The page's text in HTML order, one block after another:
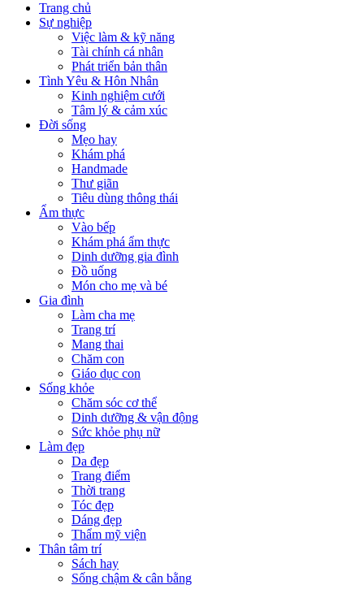
Trang chủ
Sự nghiệp
Việc làm & kỹ năng
Tài chính cá nhân
Phát triển bản thân
Tình Yêu & Hôn Nhân
Kinh nghiệm cưới
Tâm lý & cảm xúc
Đời sống
Mẹo hay
Khám phá
Handmade
Thư giãn
Tiêu dùng thông thái
Ẩm thực
Vào bếp
Khám phá ẩm thực
Dinh dưỡng gia đình
Đồ uống
Món cho mẹ và bé
Gia đình
Làm cha mẹ
Trang trí
Mang thai
Chăm con
Giáo dục con
Sống khỏe
Chăm sóc cơ thể
Dinh dưỡng & vận động
Sức khỏe phụ nữ
Làm đẹp
Da đẹp
Trang điểm
Thời trang
Tóc đẹp
Dáng đẹp
Thẩm mỹ viện
Thân tâm trí
Sách hay
Sống chậm & cân bằng